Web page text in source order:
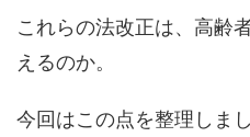
これらの法改正は、高齢
えるのか。
今回はこの点を整理しまし